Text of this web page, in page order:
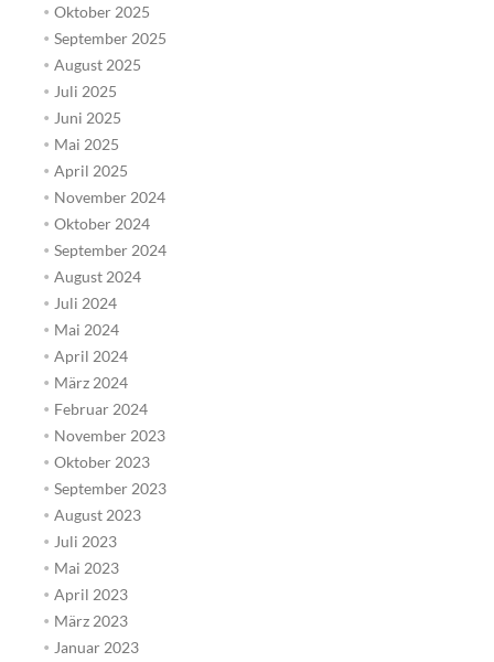
Oktober 2025
September 2025
August 2025
Juli 2025
Juni 2025
Mai 2025
April 2025
November 2024
Oktober 2024
September 2024
August 2024
Juli 2024
Mai 2024
April 2024
März 2024
Februar 2024
November 2023
Oktober 2023
September 2023
August 2023
Juli 2023
Mai 2023
April 2023
März 2023
Januar 2023